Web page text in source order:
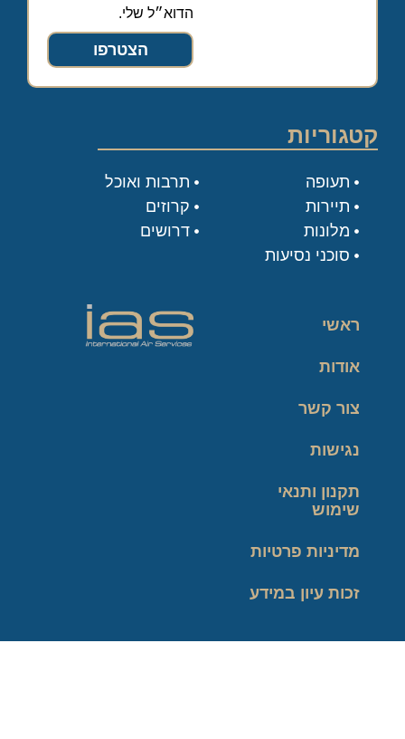
הדוא״ל שלי.
הצטרפו
קטגוריות
תעופה
תיירות
מלונות
סוכני נסיעות
תרבות ואוכל
קרוזים
דרושים
ראשי
אודות
צור קשר
נגישות
תקנון ותנאי
שימוש
מדיניות פרטיות
זכות עיון במידע